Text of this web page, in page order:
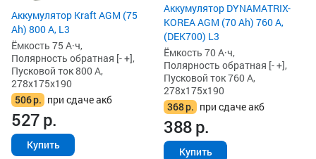
Аккумулятор Kraft AGM (75
Ah) 800 А, L3
Ёмкость 75 А·ч,
Полярность обратная [- +],
Пусковой ток 800 А,
278x175x190
506р. при сдаче акб
527р.
Купить
Аккумулятор DYNAMATRIX-
KOREA AGM (70 Ah) 760 А,
(DEK700) L3
Ёмкость 70 А·ч,
Полярность обратная [- +],
Пусковой ток 760 А,
278x175x190
368р. при сдаче акб
388р.
Купить